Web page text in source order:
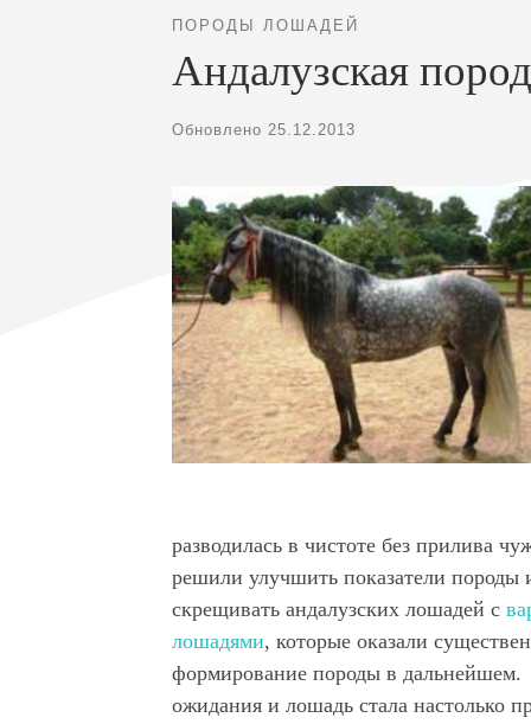
ПОРОДЫ ЛОШАДЕЙ
Андалузская
Обновлено 25.12.2013
разводилась в чистоте без прилива
решили улучшить показатели породы
скрещивать андалузских лошадей с
лошадями, которые оказали
формирование породы в дальнейшем.
ожидания и лошадь стала настолько